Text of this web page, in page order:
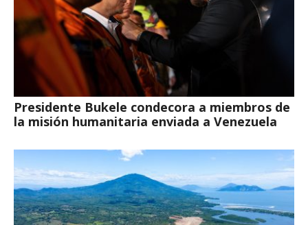
Presidente Bukele condecora a miembros de
la misión humanitaria enviada a Venezuela